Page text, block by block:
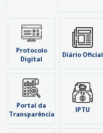
Protocolo
Digital
Diário Oficial
Portal da
Transparência
IPTU